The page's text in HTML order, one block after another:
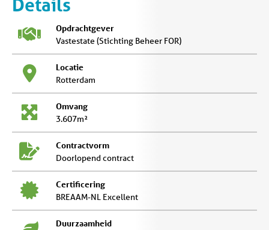
Details
Opdrachtgever
Vastestate (Stichting Beheer FOR)
Locatie
Rotterdam
Omvang
3.607m²
Contractvorm
Doorlopend contract
Certificering
BREAAM-NL Excellent
Duurzaamheid